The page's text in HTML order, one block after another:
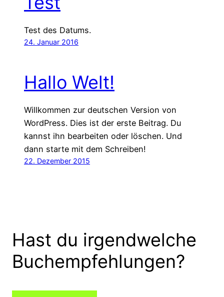
Test des Datums.
24. Januar 2016
Hallo Welt!
Willkommen zur deutschen Version von
WordPress. Dies ist der erste Beitrag. Du
kannst ihn bearbeiten oder löschen. Und
dann starte mit dem Schreiben!
22. Dezember 2015
Hast du irgendwelche
Buchempfehlungen?